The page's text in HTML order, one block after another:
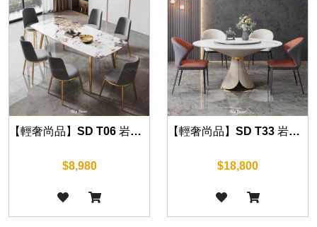
【輕奢尚品】SD T06 岩板餐桌 140cm/160cm/180cm
$8,980
【輕奢尚品】SD T33 岩板餐桌 120cm/130cm/135cm/150cm
$18,800